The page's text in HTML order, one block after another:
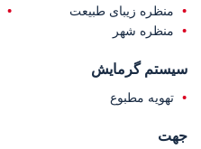
منظره زیبای طبیعت
منظره شهر
سیستم گرمایش
تهویه مطبوع
جهت